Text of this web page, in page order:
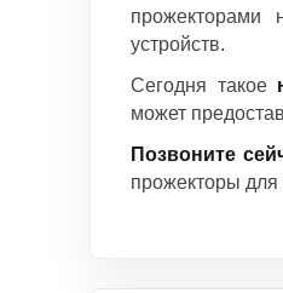
прожекторами
устройств.
Сегодня такое
может
Позвоните
прожекторы